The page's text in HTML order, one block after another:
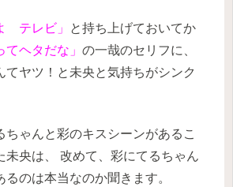
テレビ」
と持ち上げておいてか
てヘタだな」 の一哉のセリフに、
てヤツ！と未央と気持ちがシンク
ちゃんと彩のキスシーンがあるこ
央は、
改めて、彩にてるちゃん
るのは本当なのか聞きます。